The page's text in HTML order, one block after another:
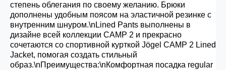
степень облегания по своему желанию. Брюки
дополнены удобным поясом на эластичной резинке с
внутренним шнуром.\nLined Pants выполнены в
дизайне всей коллекции CAMP 2 и прекрасно
сочетаются со спортивной курткой Jögel CAMP 2 Lined
Jacket, помогая создать стильный
образ.\nПреимущества:\nКомфортная посадка regular